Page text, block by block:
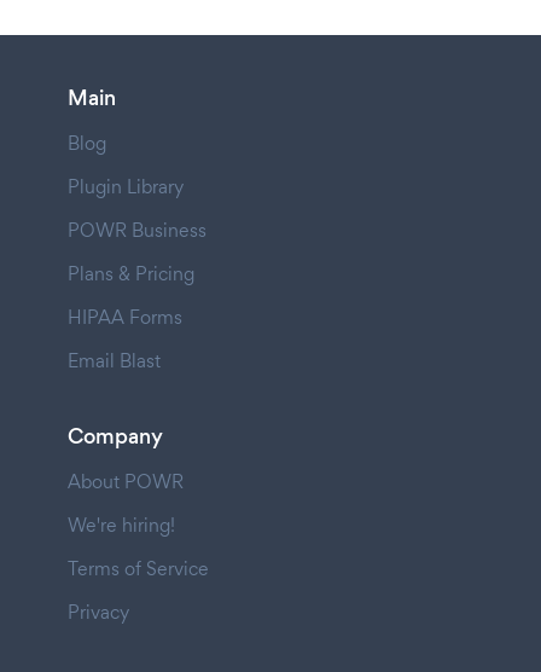
Main
Blog
Plugin Library
POWR Business
Plans & Pricing
HIPAA Forms
Email Blast
Company
About POWR
We're hiring!
Terms of Service
Privacy